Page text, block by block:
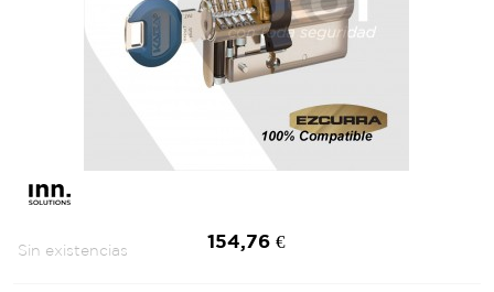
154,76 €
Sin existencias